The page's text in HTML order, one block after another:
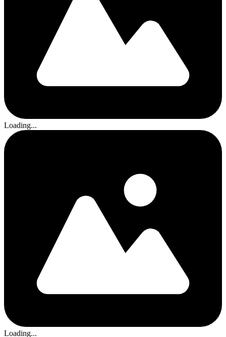
Loading...
Loading...